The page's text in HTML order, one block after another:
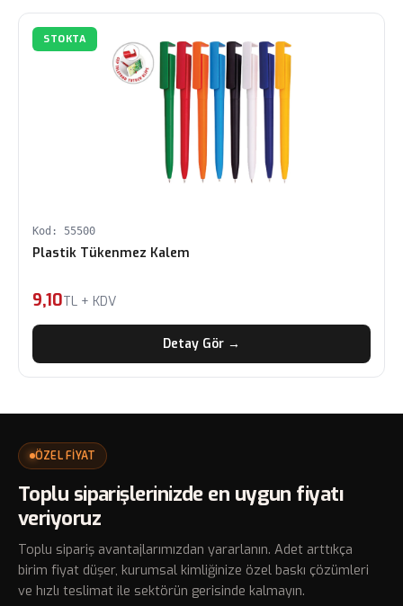
STOKTA
Kod: 55500
Plastik Tükenmez Kalem
9,10TL + KDV
Detay Gör →
ÖZEL FİYAT
Toplu siparişlerinizde en uygun fiyatı
veriyoruz
Toplu sipariş avantajlarımızdan yararlanın. Adet arttıkça
birim fiyat düşer, kurumsal kimliğinize özel baskı çözümleri
ve hızlı teslimat ile sektörün gerisinde kalmayın.